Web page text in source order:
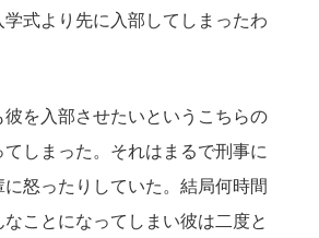
式より先に入部してしまったわ
を入部させたいというこちらの
しまった。それはまるで刑事に
怒ったりしていた。結局何時間
ことになってしまい彼は二度と